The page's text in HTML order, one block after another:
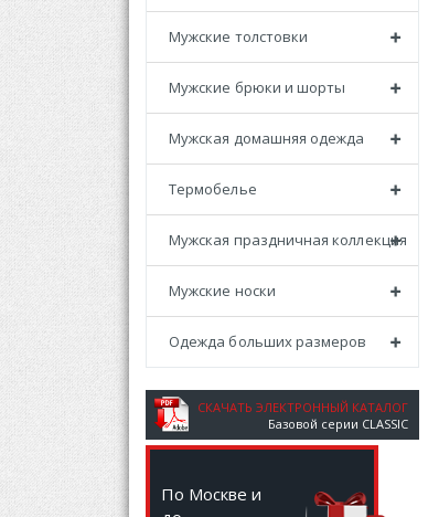
Мужские толстовки
Мужские брюки и шорты
Мужская домашняя одежда
Термобелье
Мужская праздничная коллекция
Мужские носки
Одежда больших размеров
СКАЧАТЬ ЭЛЕКТРОННЫЙ КАТАЛОГ
Базовой серии CLASSIC
По Москве и